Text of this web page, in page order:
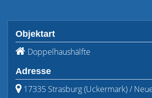
Objektart
Doppelhaushälfte
Adresse
17335 Strasburg (Uckermark) /